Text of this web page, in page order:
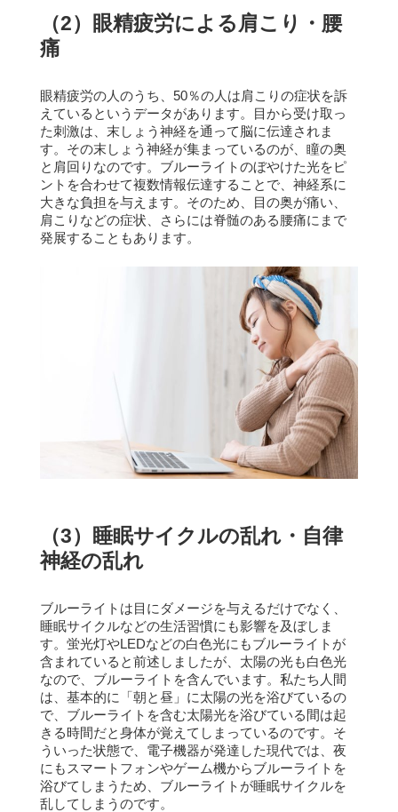
（2）眼精疲労による肩こり・腰
痛
眼精疲労の人のうち、50％の人は肩こりの症状を訴
えているというデータがあります。
目から受け取っ
た刺激は、末しょう神経を通って脳に伝達されま
す。 その末しょう神経が集まっているのが、瞳の奥
と肩回りなのです。 ブルーライトのぼやけた光をピ
ントを合わせて複数情報伝達することで、神経系に
大きな負担を与えます。 そのため、目の奥が痛い、
肩こりなどの症状、さらには脊髄のある腰痛にまで
発展することもあります。
（3）睡眠サイクルの乱れ・自律
神経の乱れ
ブルーライトは目にダメージを与えるだけでなく、
睡眠サイクルなどの生活習慣にも影響を及ぼしま
す。 蛍光灯やLEDなどの白色光にもブルーライトが
含まれていると前述しましたが、太陽の光も白色光
なので、ブルーライトを含んでいます。 私たち人間
は、基本的に「朝と昼」に太陽の光を浴びているの
で、ブルーライトを含む太陽光を浴びている間は起
きる時間だと身体が覚えてしまっているのです。 そ
ういった状態で、電子機器が発達した現代では、夜
にもスマートフォンやゲーム機からブルーライトを
浴びてしまうため、ブルーライトが睡眠サイクルを
乱してしまうのです。